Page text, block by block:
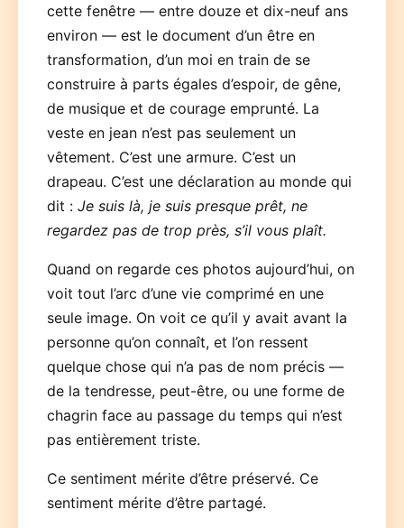
cette fenêtre — entre douze et dix-neuf ans
environ — est le document d’un être en
transformation, d’un moi en train de se
construire à parts égales d’espoir, de gêne,
de musique et de courage emprunté. La
veste en jean n’est pas seulement un
vêtement. C’est une armure. C’est un
drapeau. C’est une déclaration au monde qui
dit : Je suis là, je suis presque prêt, ne
regardez pas de trop près, s’il vous plaît.
Quand on regarde ces photos aujourd’hui, on
voit tout l’arc d’une vie comprimé en une
seule image. On voit ce qu’il y avait avant la
personne qu’on connaît, et l’on ressent
quelque chose qui n’a pas de nom précis —
de la tendresse, peut-être, ou une forme de
chagrin face au passage du temps qui n’est
pas entièrement triste.
Ce sentiment mérite d’être préservé. Ce
sentiment mérite d’être partagé.